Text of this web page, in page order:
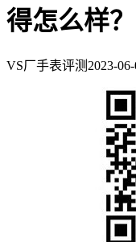
得怎么样？
VS厂手表评测 2023-